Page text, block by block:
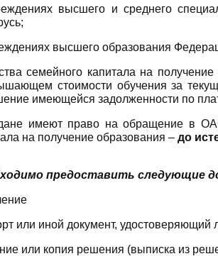
высшего и среднего
высшего образования
семейного капитала на
стоимости обучения за
имеющейся задолженности по
имеют право на обращение в
на получение образования – до
предоставить следующие
или иной документ, удостоверяющий
или копия решения (выписка из